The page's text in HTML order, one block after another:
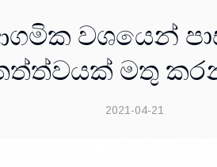
වශයෙන්
මතු
2021-04-21